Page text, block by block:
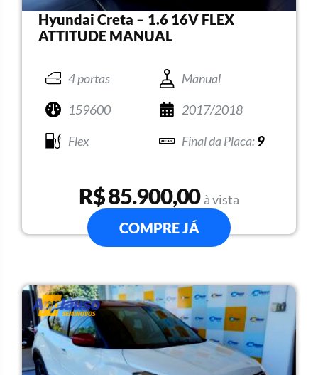
Hyundai Creta – 1.6 16V FLEX
ATTITUDE MANUAL
4 portas
Manual
159600
2017/2018
Flex
9
R$ 85.900,00 à vista
COMPRE JÁ